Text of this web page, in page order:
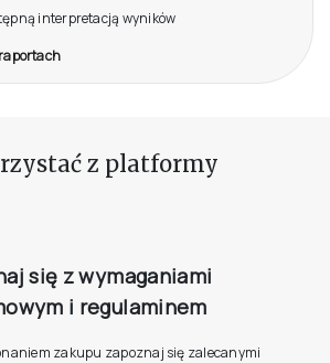
interpretacją wyników
z platformy
się z wymaganiami
i regulaminem
zakupu zapoznaj się zalecanymi